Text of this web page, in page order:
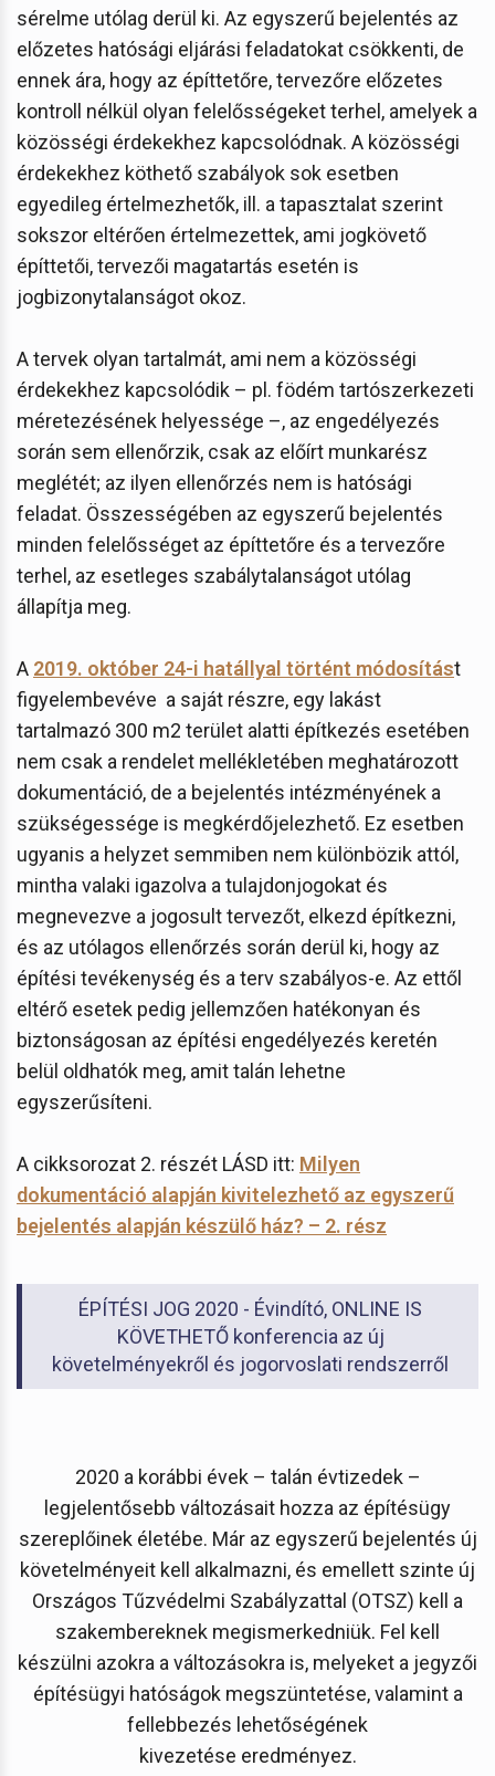
sérelme utólag derül ki. Az egyszerű bejelentés az
előzetes hatósági eljárási feladatokat csökkenti, de
ennek ára, hogy az építtetőre, tervezőre előzetes
kontroll nélkül olyan felelősségeket terhel, amelyek a
közösségi érdekekhez kapcsolódnak. A közösségi
érdekekhez köthető szabályok sok esetben
egyedileg értelmezhetők, ill. a tapasztalat szerint
sokszor eltérően értelmezettek, ami jogkövető
építtetői, tervezői magatartás esetén is
jogbizonytalanságot okoz.
A tervek olyan tartalmát, ami nem a közösségi
érdekekhez kapcsolódik – pl. födém tartószerkezeti
méretezésének helyessége –, az engedélyezés
során sem ellenőrzik, csak az előírt munkarész
meglétét; az ilyen ellenőrzés nem is hatósági
feladat. Összességében az egyszerű bejelentés
minden felelősséget az építtetőre és a tervezőre
terhel, az esetleges szabálytalanságot utólag
állapítja meg.
A 2019. október 24-i hatállyal történt módosítást
figyelembevéve a saját részre, egy lakást
tartalmazó 300 m2 terület alatti építkezés esetében
nem csak a rendelet mellékletében meghatározott
dokumentáció, de a bejelentés intézményének a
szükségessége is megkérdőjelezhető. Ez esetben
ugyanis a helyzet semmiben nem különbözik attól,
mintha valaki igazolva a tulajdonjogokat és
megnevezve a jogosult tervezőt, elkezd építkezni,
és az utólagos ellenőrzés során derül ki, hogy az
építési tevékenység és a terv szabályos-e. Az ettől
eltérő esetek pedig jellemzően hatékonyan és
biztonságosan az építési engedélyezés keretén
belül oldhatók meg, amit talán lehetne
egyszerűsíteni.
A cikksorozat 2. részét LÁSD itt: Milyen
dokumentáció alapján kivitelezhető az egyszerű
bejelentés alapján készülő ház? – 2. rész
ÉPÍTÉSI JOG 2020 - Évindító, ONLINE IS
KÖVETHETŐ konferencia az új
követelményekről és jogorvoslati rendszerről
2020 a korábbi évek – talán évtizedek –
legjelentősebb változásait hozza az építésügy
szereplőinek életébe. Már az egyszerű bejelentés új
követelményeit kell alkalmazni, és emellett szinte új
Országos Tűzvédelmi Szabályzattal (OTSZ) kell a
szakembereknek megismerkedniük. Fel kell
készülni azokra a változásokra is, melyeket a jegyzői
építésügyi hatóságok megszüntetése, valamint a
fellebbezés lehetőségének
kivezetése eredményez.